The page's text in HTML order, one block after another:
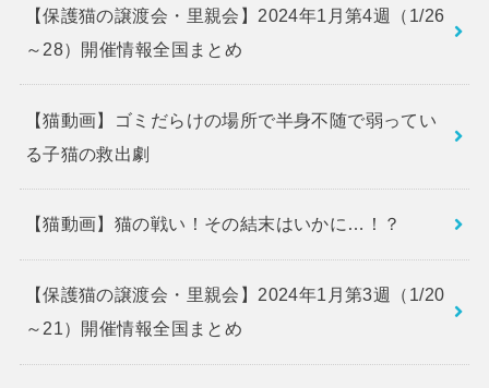
【保護猫の譲渡会・里親会】2024年1月第4週（1/26
～28）開催情報全国まとめ
【猫動画】ゴミだらけの場所で半身不随で弱ってい
る子猫の救出劇
【猫動画】猫の戦い！その結末はいかに…！？
【保護猫の譲渡会・里親会】2024年1月第3週（1/20
～21）開催情報全国まとめ